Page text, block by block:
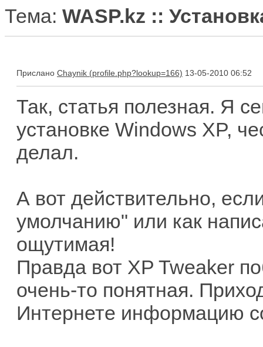
Тема: WASP.kz ::
Прислано Chaynik 13-05-2010 06:52
Так, статья полезная. Я
установке Windows XP,
делал.
А вот действительно,
умолчанию" или как
ощутимая!
Правда вот XP Tweaker
очень-то понятная.
Интернете информацию